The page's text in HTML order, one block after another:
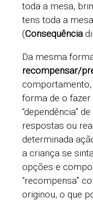
toda a mesa,
tens toda a
(Consequência
Da mesma
recompensar/
forma de o
“dependência”
respostas ou
determinada
a criança se
opções e
“recompensa”
originou, o que